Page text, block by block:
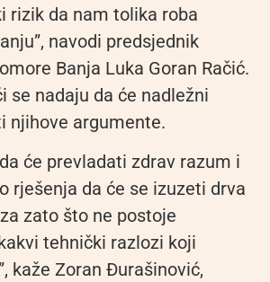
rizik da nam tolika roba
navodi predsjednik
Banja Luka Goran Račić.
se nadaju da će nadležni
njihove argumente.
će prevladati zdrav razum i
rješenja da će se izuzeti drva
zato što ne postoje
tehnički razlozi koji
kaže Zoran Đurašinović,